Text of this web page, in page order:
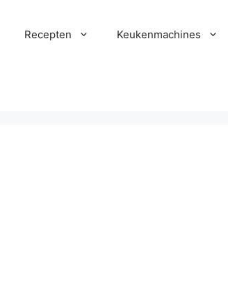
Recepten Keukenmachines